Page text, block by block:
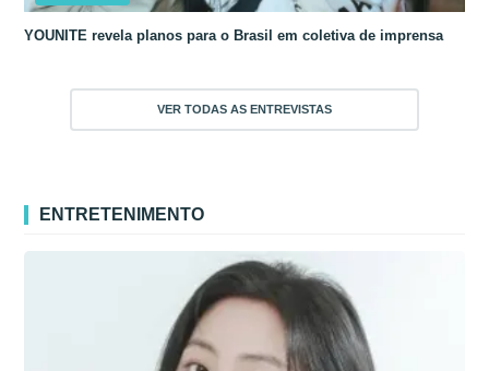
YOUNITE revela planos para o Brasil em coletiva de imprensa
VER TODAS AS ENTREVISTAS
ENTRETENIMENTO